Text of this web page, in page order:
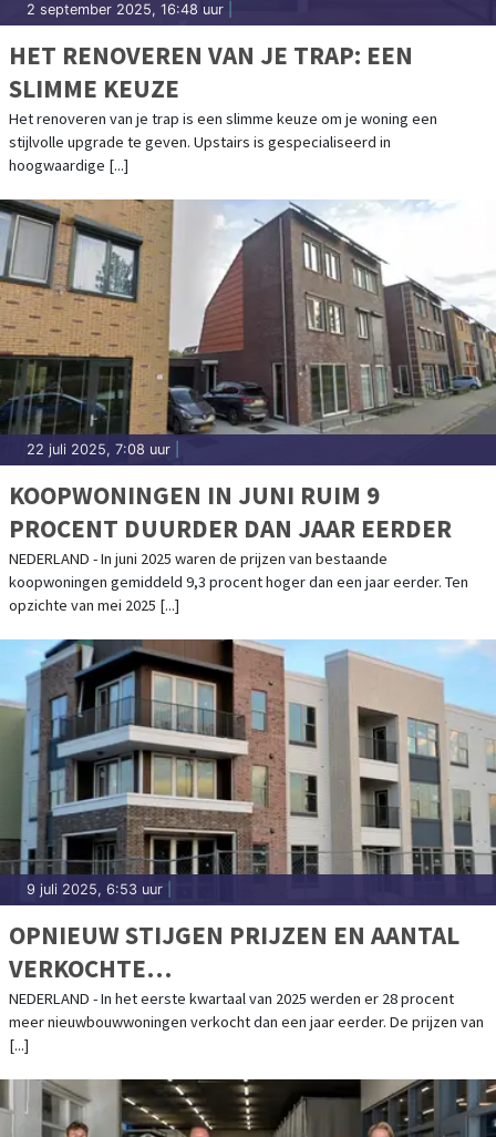
2 september 2025, 16:48 uur
HET RENOVEREN VAN JE TRAP: EEN
SLIMME KEUZE
Het renoveren van je trap is een slimme keuze om je woning een
stijlvolle upgrade te geven. Upstairs is gespecialiseerd in
hoogwaardige [...]
22 juli 2025, 7:08 uur
KOOPWONINGEN IN JUNI RUIM 9
PROCENT DUURDER DAN JAAR EERDER
NEDERLAND - In juni 2025 waren de prijzen van bestaande
koopwoningen gemiddeld 9,3 procent hoger dan een jaar eerder. Ten
opzichte van mei 2025 [...]
9 juli 2025, 6:53 uur
OPNIEUW STIJGEN PRIJZEN EN AANTAL
VERKOCHTE
NIEUWBOUWKOOPWONINGEN
NEDERLAND - In het eerste kwartaal van 2025 werden er 28 procent
meer nieuwbouwwoningen verkocht dan een jaar eerder. De prijzen van
[...]